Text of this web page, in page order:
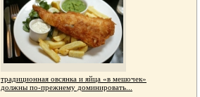
традиционная овсянка и яйца «в мешочек»
должны по-прежнему доминировать...